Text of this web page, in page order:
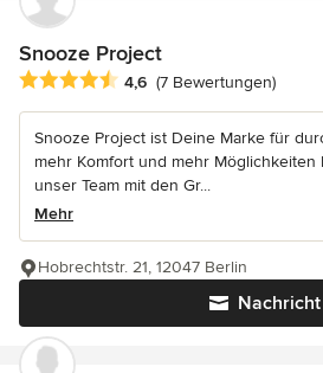
Snooze Project
Durchschnittliche Bewertung: 4.6
4,6 (7 Bewertungen)
Snooze Project ist Deine Marke für
mehr Komfort und mehr Möglichkeiten
unser Team mit den Gr...
Mehr
Nachricht
Hobrechtstr. 21, 12047 Berlin